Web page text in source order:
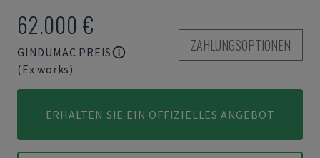
62.000 €
GINDUMAC PREIS
(Ex works)
ZAHLUNGSOPTIONEN
ERHALTEN SIE EIN OFFIZIELLES ANGEBOT